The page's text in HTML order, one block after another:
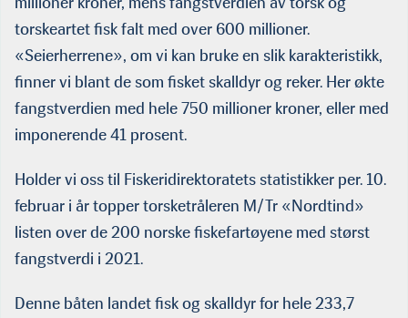
torskeartet fisk falt med over 600 millioner.
«Seierherrene», om vi kan bruke en slik karakteristikk,
finner vi blant de som fisket skalldyr og reker. Her økte
fangstverdien med hele 750 millioner kroner, eller med
imponerende 41 prosent.
Holder vi oss til Fiskeridirektoratets statistikker per. 10.
februar i år topper torsketråleren M/Tr «Nordtind»
listen over de 200 norske fiskefartøyene med størst
fangstverdi i 2021.
Denne båten landet fisk og skalldyr for hele 233,7